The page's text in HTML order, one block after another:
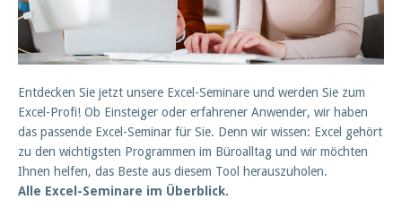
Entdecken Sie jetzt unsere Excel-Seminare und werden Sie zum
Excel-Profi! Ob Einsteiger oder erfahrener Anwender, wir haben
das passende Excel-Seminar für Sie. Denn wir wissen: Excel gehört
zu den wichtigsten Programmen im Büroalltag und wir möchten
Ihnen helfen, das Beste aus diesem Tool herauszuholen.
Alle Excel-Seminare im Überblick.